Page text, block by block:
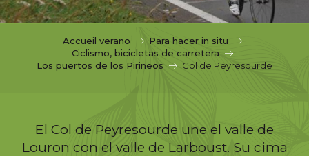
i
Accueil verano
Para hacer in situ
Ciclismo, bicicletas de carretera
Los puertos de los Pirineos
Col de Peyresourde
El Col de Peyresourde une el valle de
Louron con el valle de Larboust. Su cima